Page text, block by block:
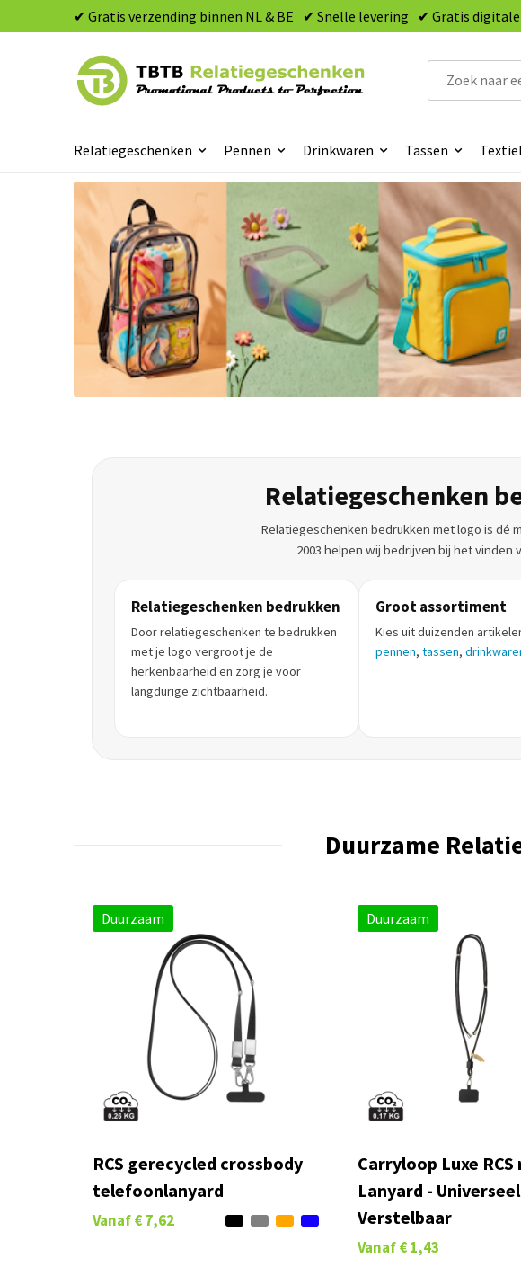
✔ Gratis verzending binnen NL & BE ✔ Snelle levering ✔ Gratis
Relatiegeschenken Pennen Drinkwaren Tassen Textiel
Relatiegeschenken
Relatiegeschenken bedrukken met logo is dé
2003 helpen wij bedrijven bij het
Relatiegeschenken bedrukken
Door relatiegeschenken te bedrukken
met je logo vergroot je de
herkenbaarheid en zorg je voor
langdurige zichtbaarheid.
Groot assortiment
Kies uit duizenden
pennen,tassen,
Duurzame
Duurzaam
RCS gerecycled crossbody
telefoonlanyard
Vanaf € 7,62
Duurzaam
Carryloop Luxe RCS
Lanyard -
Verstelbaar
Vanaf€ 1,43